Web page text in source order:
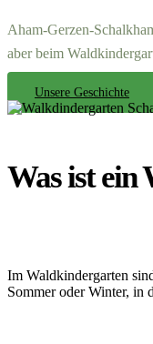
Aham-Gerzen-
aberbeim
Unsere Geschichte
Was ist ein
Im Waldkindergarten
Sommer oder Winter, in